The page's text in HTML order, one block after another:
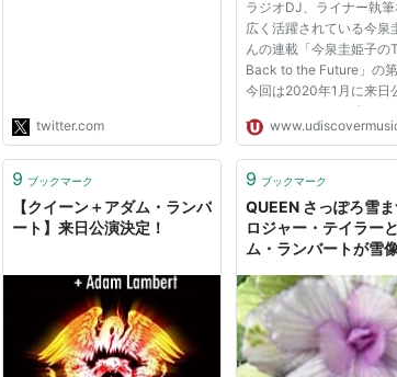
てご覧、私はキャップ姿にろ
くに髭剃りも…
https://t.co/wj8Ik0mRXF"
twitter.com
ラジオDJ、ライナー執
広く活躍されている今泉
んの連載「今泉圭姫子の
Back to the Future」の第
今回は2020年1月に来日
ったクイーン+アダム・
トの来日公演について、
泉さんにアダム・ランバ
て...
9 ブックマーク
【クイーン＋アダム・ランバ
ート】来日公演決定！
9 ブックマーク
QUEEN さっぽろ雪
ロジャー・テイラー
ム・ランバートが雪
日券！ - Arigato 毎
感じる「懐かしい曲
い出」と「終活」